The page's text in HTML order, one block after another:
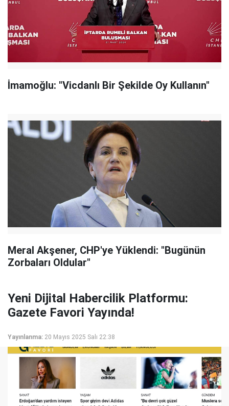
İmamoğlu: "Vicdanlı Bir Şekilde Oy Kullanın"
Meral Akşener, CHP'ye Yüklendi: "Bugünün
Zorbaları Oldular"
Yeni Dijital Habercilik Platformu:
Gazete Favori Yayında!
Yayınlanma: 20 Mayıs 2025 Salı 22:38